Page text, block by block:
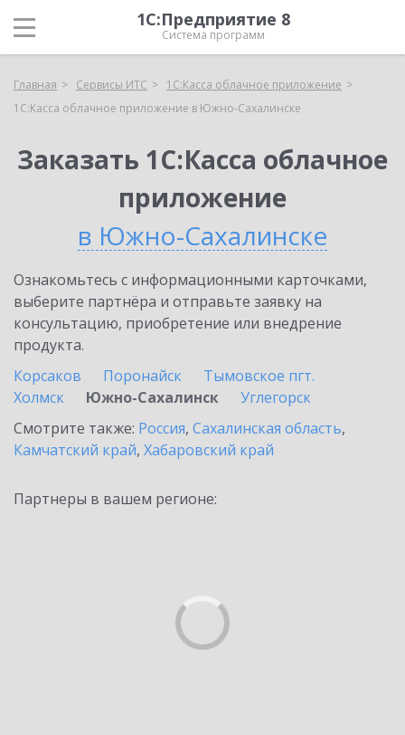
1С:Предприятие 8
Система программ
Главная Сервисы ИТС
1С:Касса облачное приложение
1С:Касса облачное приложение в Южно-Сахалинске
Заказать 1С:Касса облачное
приложение
в Южно-Сахалинске
Ознакомьтесь с информационными карточками,
выберите партнёра и отправьте заявку на
консультацию, приобретение или внедрение
продукта.
Корсаков
Поронайск
Тымовское пгт.
Холмск
Южно-Сахалинск
Углегорск
Смотрите также: Россия, Сахалинская область,
Камчатский край, Хабаровский край
Партнеры в вашем регионе: